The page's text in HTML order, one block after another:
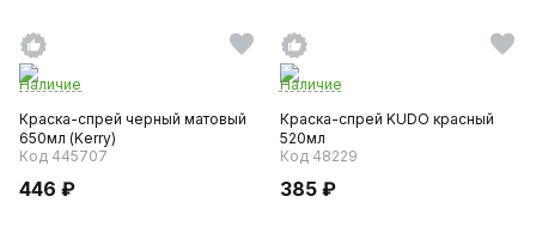
Наличие
Краска-спрей черный матовый
650мл (Kerry)
Код 445707
446 ₽
Наличие
Краска-спрей KUDO красный
520мл
Код 48229
385 ₽